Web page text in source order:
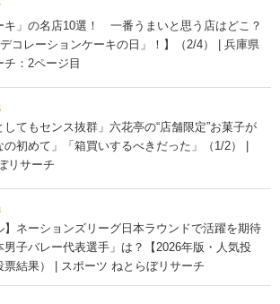
キ」の名店10選！ 一番うまいと思う店はどこ？
デコレーションケーキの日」！】（2/4） | 兵庫県
：2ページ目
してもセンス抜群」六花亭の“店舗限定”お菓子が
初めて」「箱買いするべきだった」（1/2） |
リサーチ
】ネーションズリーグ日本ラウンドで活躍を期待
男子バレー代表選手」は？【2026年版・人気投
票結果） | スポーツ ねとらぼリサーチ